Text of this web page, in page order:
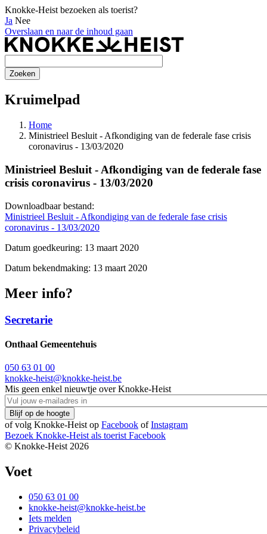
Knokke-Heist bezoeken als toerist?
Ja Nee
Overslaan en naar de inhoud gaan
Kruimelpad
Home
Ministrieel Besluit - Afkondiging van de federale fase crisis
coronavirus - 13/03/2020
Ministrieel Besluit - Afkondiging van de federale fase
crisis coronavirus - 13/03/2020
Downloadbaar bestand:
Ministrieel Besluit - Afkondiging van de federale fase crisis
coronavirus - 13/03/2020
Datum goedkeuring: 13 maart 2020
Datum bekendmaking: 13 maart 2020
Meer info?
Secretarie
Onthaal Gemeentehuis
050 63 01 00
knokke-heist@knokke-heist.be
Mis geen enkel nieuwtje over Knokke-Heist
of volg Knokke-Heist op Facebook ofInstagram
Bezoek Knokke-Heist als toerist Facebook
© Knokke-Heist 2026
Voet
050 63 01 00
knokke-heist@knokke-heist.be
Iets melden
Privacybeleid